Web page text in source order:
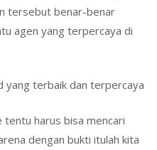
tеrѕеbut benar-benar
agen yang terpercaya di
yang terbaik dan terpercaya
harus bisa mеnсаrі
dengan bukti itulah kita